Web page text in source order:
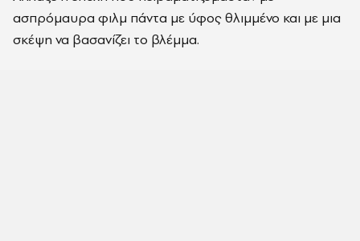
ασπρόμαυρα φιλμ πάντα με ύφος θλιμμένο και με μια
σκέψη να βασανίζει το βλέμμα.